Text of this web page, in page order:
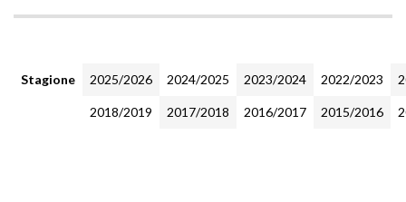
Stagione 2025/2026 2024/2025 2023/2024 2022/2023
2018/2019 2017/2018 2016/2017 2015/2016